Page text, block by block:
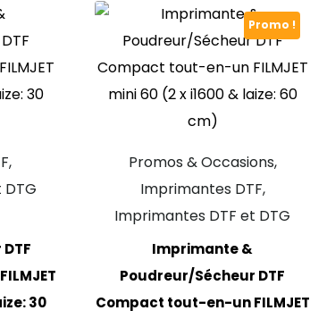
30
Promo !
Promos & Occasions,
Imprimantes DTF,
Imprimantes DTF et DTG
Imprimante &
Poudreur/Sécheur DTF
Compact tout-en-un FILMJET